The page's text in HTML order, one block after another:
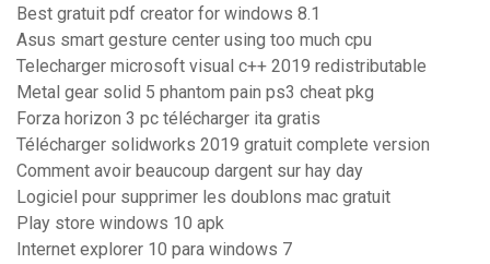
Best gratuit pdf creator for windows 8.1
Asus smart gesture center using too much cpu
Telecharger microsoft visual c++ 2019 redistributable
Metal gear solid 5 phantom pain ps3 cheat pkg
Forza horizon 3 pc télécharger ita gratis
Télécharger solidworks 2019 gratuit complete version
Comment avoir beaucoup dargent sur hay day
Logiciel pour supprimer les doublons mac gratuit
Play store windows 10 apk
Internet explorer 10 para windows 7